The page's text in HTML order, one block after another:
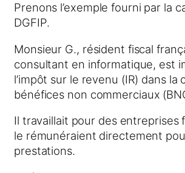
Prenons l’exemple fourni par la
DGFIP.
Monsieur G., résident fiscal
consultant en informatique, est
l’impôt sur le revenu (IR) dans la
bénéfices non commerciaux
Il travaillait pour des entreprises
le rémunéraient directement
prestations.